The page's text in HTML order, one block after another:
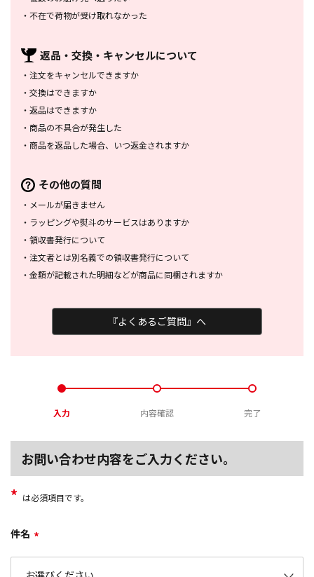
・ 不在で荷物が受け取れなかった
返品・交換・ キャンセルについて
・ 注文をキャンセルできますか
・ 交換はできますか
・ 返品はできますか
・ 商品の不具合が発生した
・ 商品を返品した場合、 いつ返金されますか
その他の質問
・ メールが届きません
・ ラッピングや熨斗のサービスはありますか
・ 領収書発行について
・ 注文者とは別名義での領収書発行について
・ 金額が記載された明細などが商品に同梱されますか
『よくあるご質問』へ
入力 内容確認 完了
お問い合わせ内容をご入力ください。
* は必須項目です。
件名 *